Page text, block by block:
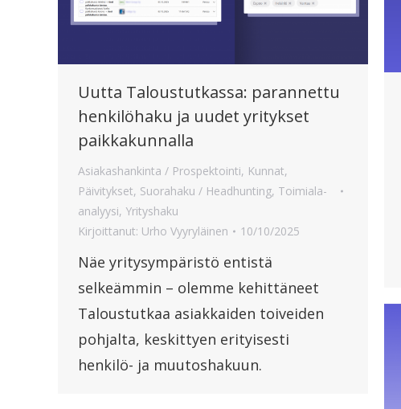
Uutta Taloustutkassa: parannettu
henkilöhaku ja uudet yritykset
paikkakunnalla
Asiakashankinta / Prospektointi, Kunnat,
Päivitykset, Suorahaku / Headhunting, Toimiala-
analyysi, Yrityshaku
Kirjoittanut: Urho Vyyryläinen 10/10/2025
Näe yritysympäristö entistä
selkeämmin – olemme kehittäneet
Taloustutkaa asiakkaiden toiveiden
pohjalta, keskittyen erityisesti
henkilö- ja muutoshakuun.